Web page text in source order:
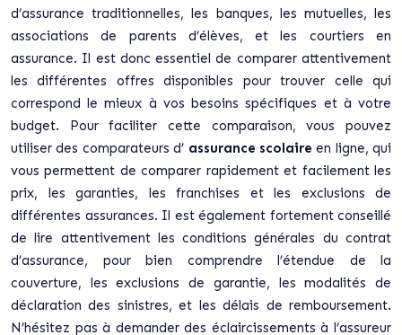
d’assurance traditionnelles, les banques, les mutuelles, les
associations de parents d’élèves, et les courtiers en
assurance. Il est donc essentiel de comparer attentivement
les différentes offres disponibles pour trouver celle qui
correspond le mieux à vos besoins spécifiques et à votre
budget. Pour faciliter cette comparaison, vous pouvez
utiliser des comparateurs d’ assurance scolaireen ligne, qui
vous permettent de comparer rapidement et facilement les
prix, les garanties, les franchises et les exclusions de
différentes assurances. Il est également fortement conseillé
de lire attentivement les conditions générales du contrat
d’assurance, pour bien comprendre l’étendue de la
couverture, les exclusions de garantie, les modalités de
déclaration des sinistres, et les délais de remboursement.
N’hésitez pas à demander des éclaircissements à l’assureur